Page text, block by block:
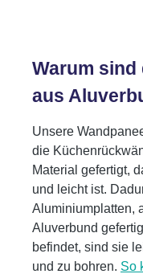
Warum sind
aus
Unsere
die
Material gefertigt,
und leicht ist.
Aluminiumplatten,
Aluverbund
befindet, sind sie
und zu bohren. So